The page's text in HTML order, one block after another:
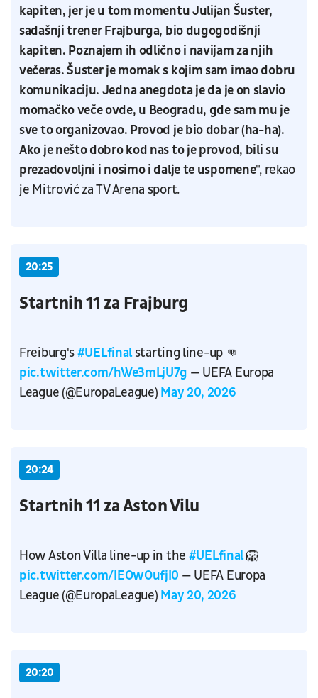
kapiten, jer je u tom momentu Julijan Šuster,
sadašnji trener Frajburga, bio dugogodišnji
kapiten. Poznajem ih odlično i navijam za njih
večeras. Šuster je momak s kojim sam imao dobru
komunikaciju. Jedna anegdota je da je on slavio
momačko veče ovde, u Beogradu, gde sam mu je
sve to organizovao. Provod je bio dobar (ha-ha).
Ako je nešto dobro kod nas to je provod, bili su
prezadovoljni i nosimo i dalje te uspomene", rekao
je Mitrović za TV Arena sport.
20:25
Startnih 11 za Frajburg
Freiburg's#UELfinalstarting line-up 👊
pic.twitter.com/hWe3mLjU7g — UEFA Europa
League (@EuropaLeague) May 20, 2026
20:24
Startnih 11 za Aston Vilu
How Aston Villa line-up in the #UELfinal🦁
pic.twitter.com/IEOwOufjI0 — UEFA Europa
League (@EuropaLeague) May 20, 2026
20:20